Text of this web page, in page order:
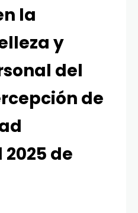
la
y
del
de
de